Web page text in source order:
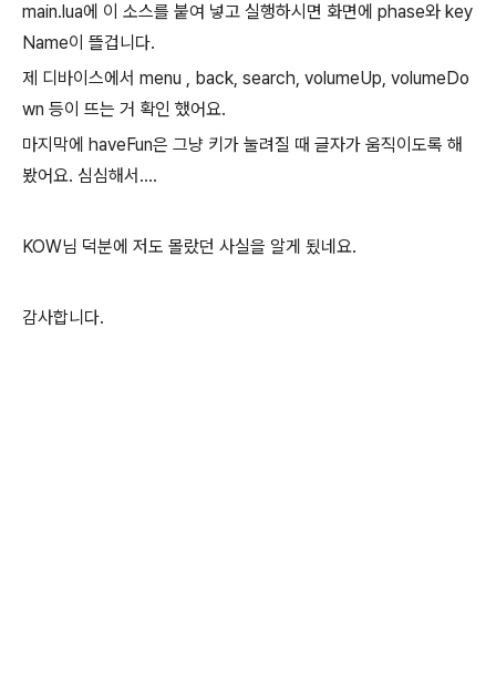
main.lua에 이 소스를 붙여 넣고 실행하시면 화면에 phase와 key
Name이 뜰겁니다.
제 디바이스에서 menu , back, search, volumeUp, volumeDo
wn 등이 뜨는 거 확인 했어요.
마지막에 haveFun은 그냥 키가 눌려질 때 글자가 움직이도록 해
봤어요. 심심해서....
KOW님 덕분에 저도 몰랐던 사실을 알게 됬네요.
감사합니다.